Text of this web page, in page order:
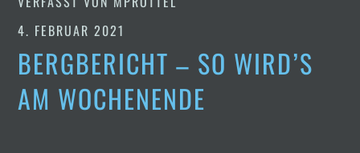
4. FEBRUAR 2021
BERGBERICHT – SO WIRD’S
AM WOCHENENDE